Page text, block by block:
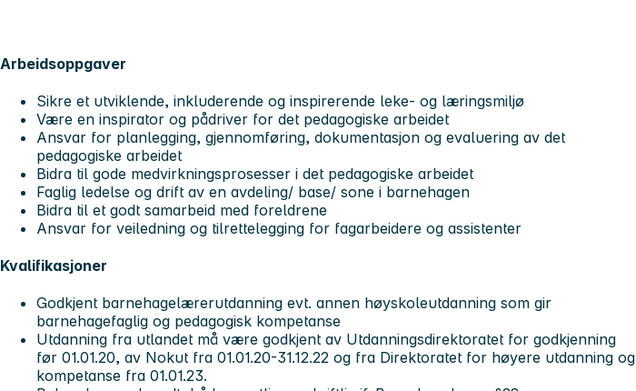
Arbeidsoppgaver
Sikre et utviklende, inkluderende og inspirerende leke- og læringsmiljø
Være en inspirator og pådriver for det pedagogiske arbeidet
Ansvar for planlegging, gjennomføring, dokumentasjon og evaluering av det
pedagogiske arbeidet
Bidra til gode medvirkningsprosesser i det pedagogiske arbeidet
Faglig ledelse og drift av en avdeling/ base/ sone i barnehagen
Bidra til et godt samarbeid med foreldrene
Ansvar for veiledning og tilrettelegging for fagarbeidere og assistenter
Kvalifikasjoner
Godkjent barnehagelærerutdanning evt. annen høyskoleutdanning som gir
barnehagefaglig og pedagogisk kompetanse
Utdanning fra utlandet må være godkjent av Utdanningsdirektoratet for godkjenning
før 01.01.20, av Nokut fra 01.01.20-31.12.22 og fra Direktoratet for høyere utdanning og
kompetanse fra 01.01.23.